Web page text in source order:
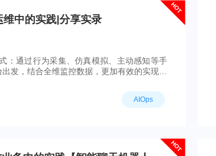
中的实践|分享实录
HOT
：通过行为采集、仿真模拟、主动感知等手
发，结合全维监控数据，更加有效的实现智
AIOps
HOT